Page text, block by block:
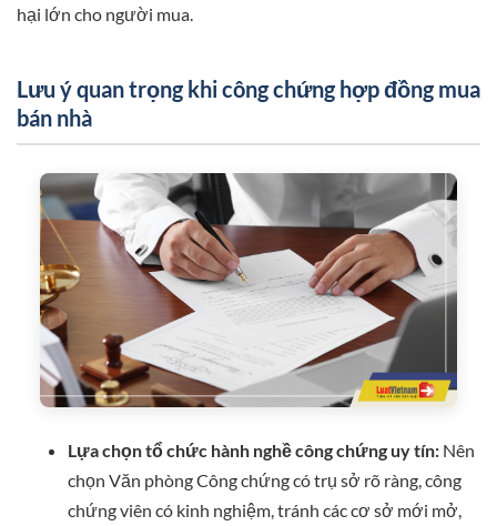
hại lớn cho người mua.
Lưu ý quan trọng khi công chứng hợp đồng mua
bán nhà
Lựa chọn tổ chức hành nghề công chứng uy tín:Nên
chọn Văn phòng Công chứng có trụ sở rõ ràng, công
chứng viên có kinh nghiệm, tránh các cơ sở mới mở,